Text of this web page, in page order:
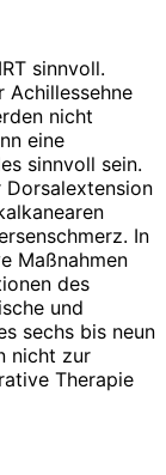
sinnvoll.
Achillessehne
nicht
eine
sinnvoll sein.
In
Maßnahmen
des
und
sechs bis neun
nicht zur
Therapie